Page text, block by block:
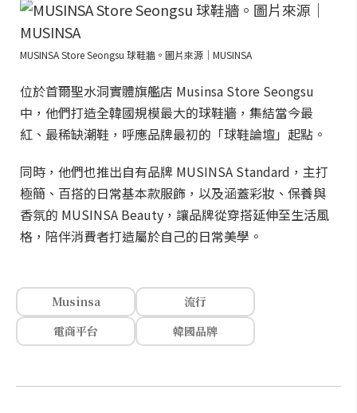
MUSINSA Store Seongsu 球鞋牆。圖片來源｜MUSINSA
位於首爾聖水洞實體旗艦店 Musinsa Store Seongsu
中，他們打造全韓國規模最大的球鞋牆，集結當今最
紅、最稀缺潮鞋，呼應品牌最初的「球鞋論壇」起點。
同時，他們也推出自有品牌 MUSINSA Standard，主打
極簡、百搭的日常基本款服飾，以及涵蓋彩妝、保養與
香氛的 MUSINSA Beauty，讓品牌從穿搭延伸至生活風
格，陪伴消費者打造屬於自己的日常美學。
Musinsa
流行
電商平台
韓國品牌